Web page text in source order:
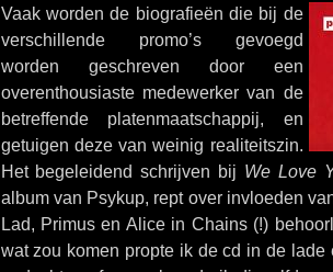
Vaak worden de biografieën die bij de
verschillende promo’s gevoegd
worden geschreven door een
overenthousiaste medewerker van de
betreffende platenmaatschappij, en
getuigen deze van weinig realiteitszin.
Het begeleidend schrijven bij We Love
album van Psykup, rept over invloeden
Lad, Primus en Alice in Chains (!)
wat zou komen propte ik de cd in de lade